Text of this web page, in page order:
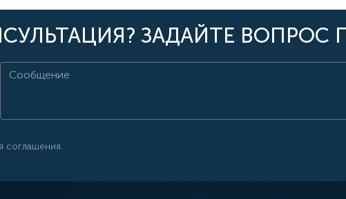
ЗАДАЙТЕ ВОПРОС
соглашения.